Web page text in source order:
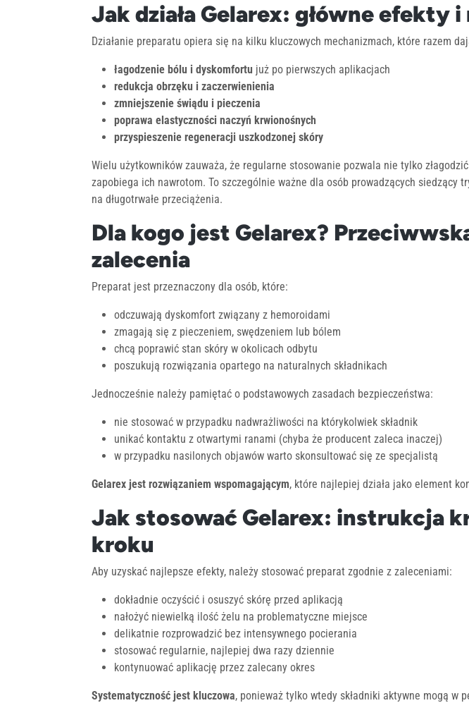
Jak działa Gelarex: główne efekty
Działanie preparatu opiera się na kilku kluczowych mechanizmach, które razem
łagodzenie bólu i dyskomfortu już po pierwszych aplikacjach
redukcja obrzęku i zaczerwienienia
zmniejszenie świądu i pieczenia
poprawa elastyczności naczyń krwionośnych
przyspieszenie regeneracji uszkodzonej skóry
Wielu użytkowników zauważa, że regularne stosowanie pozwala nie tylko
zapobiega ich nawrotom. To szczególnie ważne dla osób prowadzących siedzący
na długotrwałe przeciążenia.
Dla kogo jest Gelarex?
zalecenia
Preparat jest przeznaczony dla osób, które:
odczuwają dyskomfort związany z hemoroidami
zmagają się z pieczeniem, swędzeniem lub bólem
chcą poprawić stan skóry w okolicach odbytu
poszukują rozwiązania opartego na naturalnych składnikach
Jednocześnie należy pamiętać o podstawowych zasadach bezpieczeństwa:
nie stosować w przypadku nadwrażliwości na którykolwiek składnik
unikać kontaktu z otwartymi ranami (chyba że producent zaleca inaczej)
w przypadku nasilonych objawów warto skonsultować się ze specjalistą
Gelarex jest rozwiązaniem wspomagającym, które najlepiej działa jako element
Jak stosować Gelarex: instrukcja
kroku
Aby uzyskać najlepsze efekty, należy stosować preparat zgodnie z zaleceniami:
dokładnie oczyścić i osuszyć skórę przed aplikacją
nałożyć niewielką ilość żelu na problematyczne miejsce
delikatnie rozprowadzić bez intensywnego pocierania
stosować regularnie, najlepiej dwa razy dziennie
kontynuować aplikację przez zalecany okres
Systematyczność jest kluczowa, ponieważ tylko wtedy składniki aktywne mogą w